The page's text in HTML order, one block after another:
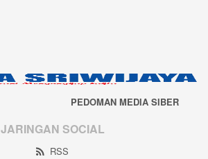
PEDOMAN MEDIA SIBER
JARINGAN SOCIAL
RSS